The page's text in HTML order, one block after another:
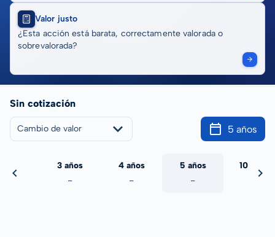
Valor justo
¿Esta acción está barata, correctamente valorada o
sobrevalorada?
Sin cotización
Cambio de valor 5 años
3 años
-
4 años
-
5 años
-
10 años